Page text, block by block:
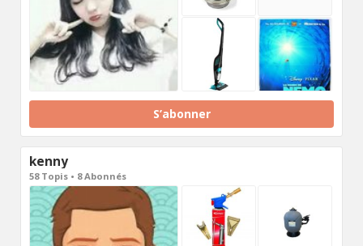
S’abonner
kenny
58 Topis • 8 Abonnés